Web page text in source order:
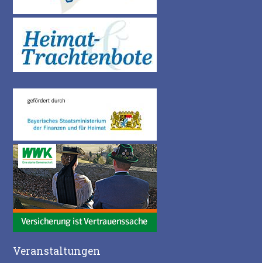
Veranstaltungen